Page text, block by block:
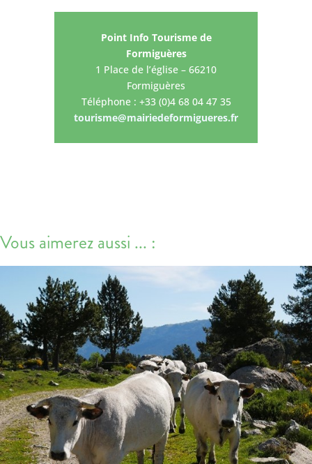
Point Info Tourisme de
Formiguères
1 Place de l’église – 66210
Formiguères
Téléphone : +33 (0)4 68 04 47 35
tourisme@mairiedeformigueres.fr
Vous aimerez aussi ... :